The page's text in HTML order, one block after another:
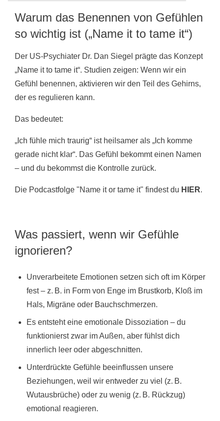
Warum das Benennen von Gefühlen
so wichtig ist („Name it to tame it“)
Der US-Psychiater Dr. Dan Siegel prägte das Konzept
„Name it to tame it“. Studien zeigen: Wenn wir ein
Gefühl benennen, aktivieren wir den Teil des Gehirns,
der es regulieren kann.
Das bedeutet:
„Ich fühle mich traurig“ ist heilsamer als „Ich komme
gerade nicht klar“. Das Gefühl bekommt einen Namen
– und du bekommst die Kontrolle zurück.
Die Podcastfolge "Name it or tame it" findest du HIER.
Was passiert, wenn wir Gefühle
ignorieren?
Unverarbeitete Emotionen setzen sich oft im Körper
fest – z. B. in Form von Enge im Brustkorb, Kloß im
Hals, Migräne oder Bauchschmerzen.
Es entsteht eine emotionale Dissoziation – du
funktionierst zwar im Außen, aber fühlst dich
innerlich leer oder abgeschnitten.
Unterdrückte Gefühle beeinflussen unsere
Beziehungen, weil wir entweder zu viel (z. B.
Wutausbrüche) oder zu wenig (z. B. Rückzug)
emotional reagieren.